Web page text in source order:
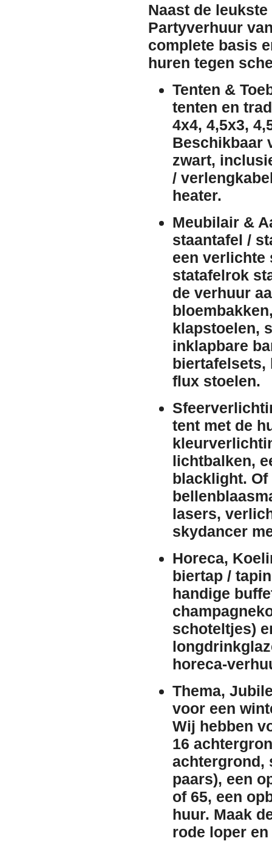
Naast de
Partyverhuur
complete basis
huren tegen
Tenten &
tenten en
4x4, 4,5x3,
Beschikbaar
zwart,
/
heater.
Meubilair &
staantafel /
een verlichte
statafelrok
de verhuur
bloembakken
klapstoelen,
inklapbare
biertafelsets,
flux stoelen.
tent met de
lichtbalken,
blacklight.
lasers,
skydancer
Horeca,
biertap /
handige
schoteltjes)
horeca-
Thema,
voor een
Wij hebben
16
achtergrond,
paars), een
of 65, een
huur. Maak
rode loper en